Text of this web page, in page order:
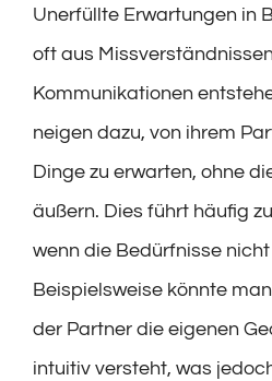
Unerfüllte Erwartungen in
oft aus
Kommunikationen
neigen dazu, von ihrem
Dinge zu erwarten, ohne
äußern. Dies führt häufig
wenn die Bedürfnisse
Beispielsweise könnte
der Partner die eigenen
intuitiv versteht, was